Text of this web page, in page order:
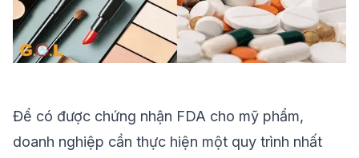
Để có được chứng nhận FDA cho mỹ phẩm,
doanh nghiệp cần thực hiện một quy trình nhất